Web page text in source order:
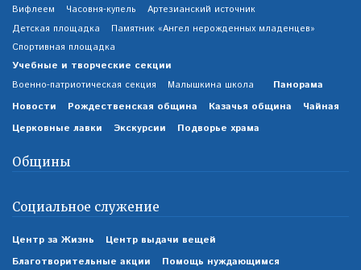
Вифлеем Часовня-купель
Артезианский источник
Детская площадка
Памятник «Ангел нерожденных младенцев»
Спортивная площадка
Учебные и творческие секции
Военно-патриотическая секция Малышкина школа
Панорама
Новости
Рождественская община Казачья община
Чайная
Церковные лавки
Экскурсии Подворье храма
Общины
Социальное служение
Центр за Жизнь
Центр выдачи вещей
Благотворительные акции
Помощь нуждающимся